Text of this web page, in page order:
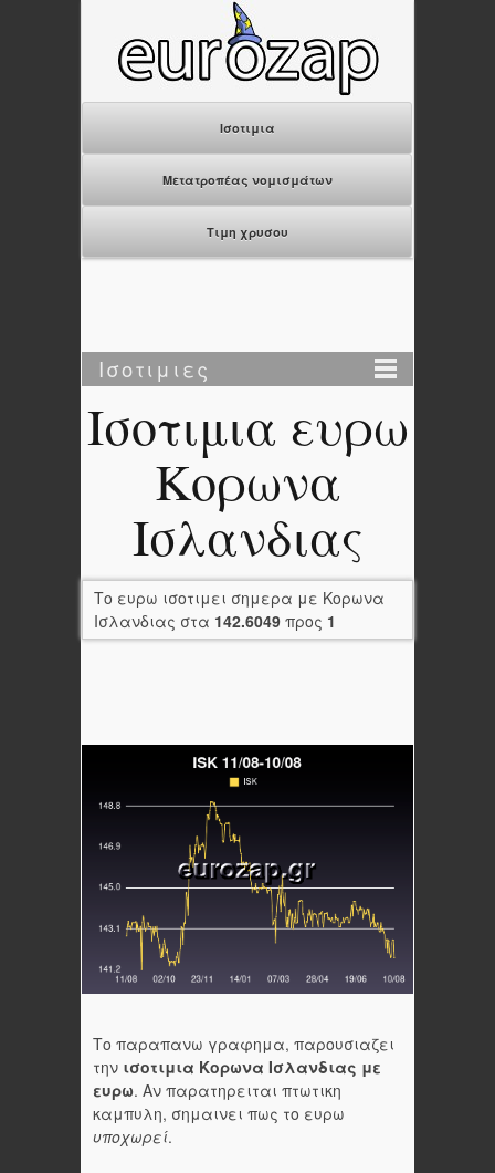
Ισοτιμια
Μετατροπέας νομισμάτων
Τιμη χρυσου
Ισοτιμιες
Ισοτιμια ευρω
Κορωνα
Ισλανδιας
Το ευρω ισοτιμει σημερα με Κορωνα
Ισλανδιας στα 142.6049 προς 1
Το παραπανω γραφημα, παρουσιαζει
την ισοτιμια Κορωνα Ισλανδιας με
ευρω. Αν παρατηρειται πτωτικη
καμπυλη, σημαινει πως το ευρω
υποχωρεί.